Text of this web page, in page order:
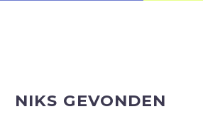
NIKS GEVONDEN